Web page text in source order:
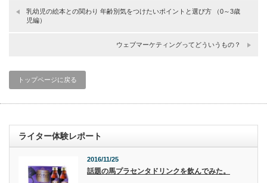
乳幼児の絵本との関わり 年齢別気をつけたいポイントと選び方 （0～3歳
児編）
ウェブマーケティングってどういうもの？
トップページに戻る
ライター体験レポート
2016/11/25
話題の馬プラセンタドリンクを飲んでみた。